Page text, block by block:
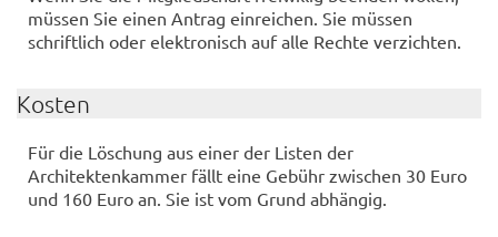
müssen Sie einen Antrag einreichen. Sie müssen
schriftlich oder elektronisch auf alle Rechte verzichten.
Kosten
Für die Löschung aus einer der Listen der
Architektenkammer fällt eine Gebühr zwischen 30 Euro
und 160 Euro an. Sie ist vom Grund abhängig.